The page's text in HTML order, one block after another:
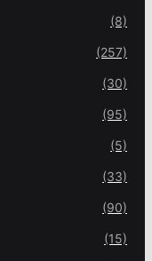
(8)
(257)
(30)
(95)
(5)
(33)
(90)
(15)